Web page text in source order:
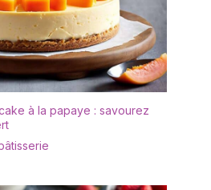
mettre au lave-vaisselle
pour gagner du temps
lors du lavage des mains.
Bien équilibré pour tenir
solidement dans votre
main, lavable au lave-
vaisselle
à la papaye : savourez